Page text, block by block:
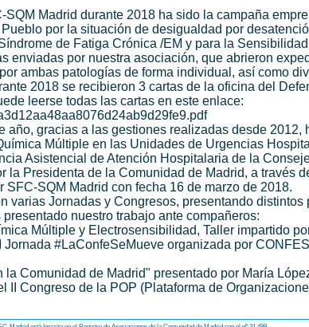
Madrid durante 2018 ha sido la campaña
por la situación de desigualdad por
de Fatiga Crónica /EM y para la
enviadas por nuestra asociación, que abrieron
ambas patologías de forma individual, así como
2018 se recibieron 3 cartas de la oficina del
leerse todas las cartas en este enlace:
año, gracias a las gestiones realizadas desde 2012,
Múltiple en las Unidades de Urgencias
Asistencial de Atención Hospitalaria de la
la Presidenta de la Comunidad de Madrid, a través
SQM Madrid con fecha 16 de marzo de 2018.
varias Jornadas y Congresos, presentando distintos
nuestro trabajo ante compañeros:
Múltiple y Electrosensibilidad, Taller impartido
#LaConfeSeMueve organizada por
la Comunidad de Madrid" presentado por María
II Congreso de la POP (Plataforma de